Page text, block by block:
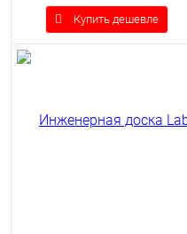
Купить дешевле